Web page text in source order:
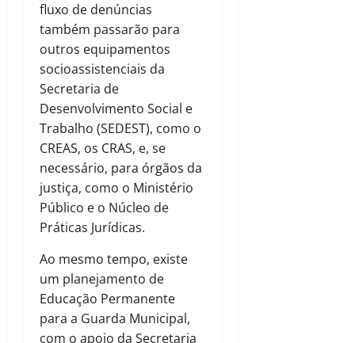
fluxo de denúncias
também passarão para
outros equipamentos
socioassistenciais da
Secretaria de
Desenvolvimento Social e
Trabalho (SEDEST), como o
CREAS, os CRAS, e, se
necessário, para órgãos da
justiça, como o Ministério
Público e o Núcleo de
Práticas Jurídicas.
Ao mesmo tempo, existe
um planejamento de
Educação Permanente
para a Guarda Municipal,
com o apoio da Secretaria